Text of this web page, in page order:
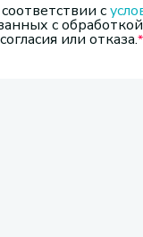
с
с
или отказа.